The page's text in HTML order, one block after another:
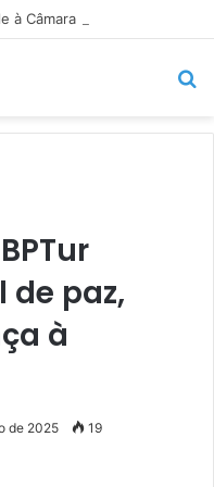
de paz,
à
de 2025 19